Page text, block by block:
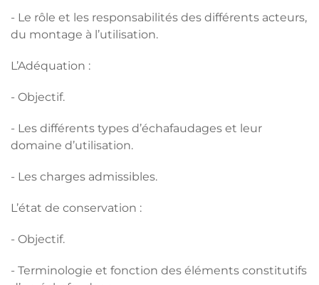
- Le rôle et les responsabilités des différents acteurs,
du montage à l’utilisation.
L’Adéquation :
- Objectif.
- Les différents types d’échafaudages et leur
domaine d’utilisation.
- Les charges admissibles.
L’état de conservation :
- Objectif.
- Terminologie et fonction des éléments constitutifs